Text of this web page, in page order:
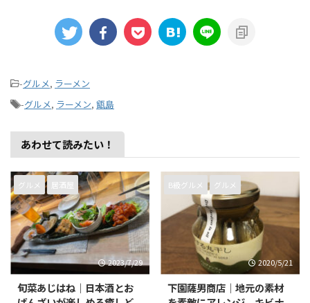
-グルメ, ラーメン
-グルメ, ラーメン, 甑島
あわせて読みたい！
グルメ 居酒屋
2023/7/29
旬菜あじはね｜日本酒とお
B級グルメ グルメ
2020/5/21
下園薩男商店｜地元の素材